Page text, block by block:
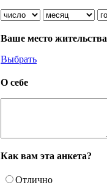
Ваше место жительства
Выбрать
О себе
Как вам эта анкета?
Отлично